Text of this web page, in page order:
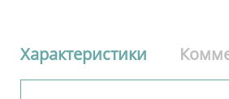
Характеристики